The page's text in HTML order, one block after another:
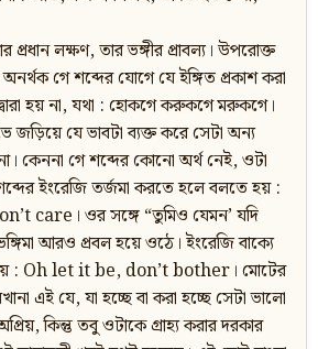
প্রধান লক্ষণ, তার ভঙ্গীর প্রাবল্য। উপরোক্ত
অনর্থক গে শব্দের যোগে যে ইঙ্গিত প্রকাশ করা
হয় না, যথা : হোকগে করুকগে মরুকগে।
জড়িয়ে যে ভাবটা ব্যক্ত করে সেটা অন্য
কেননা গে শব্দের কোনো অর্থ নেই, ওটা
ইংরেজি তর্জমা করতে হলে বলতে হয় :
care। ওর সঙ্গে “তুমিও যেমন’ যদি
আরও প্রবল হয়ে ওঠে। ইংরেজি বাক্যে
: Oh let it be, don’t bother। মোটের
এই যে, যা হচ্ছে বা করা হচ্ছে সেটা ভালো
কিন্তু তবু ওটাকে গ্রাহ্য করার দরকার